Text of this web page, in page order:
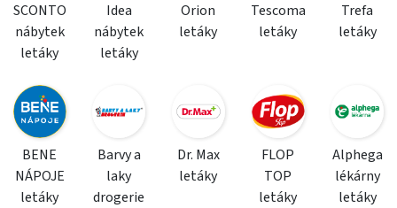
SCONTO
nábytek
letáky
Idea
nábytek
letáky
Orion
letáky
Tescoma
letáky
Trefa
letáky
BENE
NÁPOJE
letáky
Barvy a
laky
drogerie
Dr. Max
letáky
FLOP
TOP
letáky
Alphega
lékárny
letáky